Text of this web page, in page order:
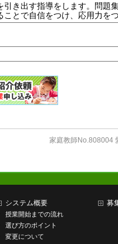
き出す指導をします。問題
とで自信をつけ、応用力を
家庭教師No.808004
システム概要
授業開始までの流れ
選び方のポイント
変更について
募